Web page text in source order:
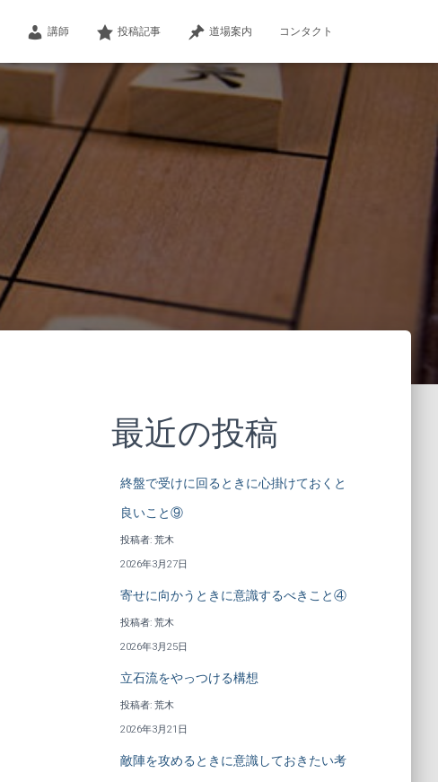
講師 投稿記事 道場案内 コンタクト
最近の投稿
終盤で受けに回るときに心掛けておくと
良いこと⑨
投稿者: 荒木
2026年3月27日
寄せに向かうときに意識するべきこと④
投稿者: 荒木
2026年3月25日
立石流をやっつける構想
投稿者: 荒木
2026年3月21日
敵陣を攻めるときに意識しておきたい考